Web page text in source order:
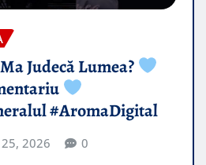
Judecă Lumea?
#AromaDigital
2026 0